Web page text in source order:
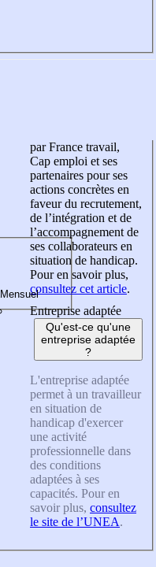
par France travail,
Cap emploi et ses
partenaires pour ses
actions concrètes en
faveur du recrutement,
de l’intégration et de
l’accompagnement de
ses collaborateurs en
situation de handicap.
Pour en savoir plus,
consultez cet article.
Entreprise adaptée
Qu'est-ce qu'une
entreprise adaptée
?
L'entreprise adaptée
permet à un travailleur
en situation de
handicap d'exercer
une activité
professionnelle dans
des conditions
adaptées à ses
capacités. Pour en
savoir plus, consultez
le site de l’UNEA.